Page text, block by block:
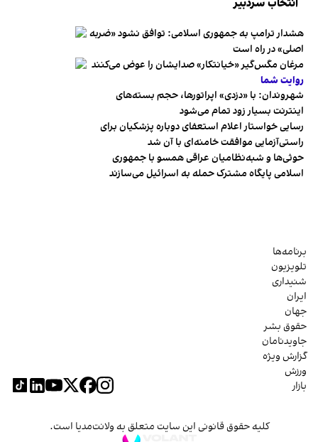
انتخاب سردبیر
هشدار ترامپ به جمهوری اسلامی: توافق نشود «ضربه
اصلی» در راه است
مرغان مگس‌گیر «خیانتکار» صدایشان را عوض می‌کنند
روایت شما
شهروندان:‌ با «دزدی» اپراتورها، حجم بسته‌های
اینترنت بسیار زود تمام می‌شود
رسایی خواستار اعلام استعفای دوباره پزشکیان برای
راستی‌آزمایی موافقت خامنه‌ای با آن شد
حوثی‌ها و شبه‌نظامیان عراقی همسو با جمهوری
اسلامی پایگاه مشترک حمله به اسرائیل می‌سازند
برنامه‌ها
تلویزیون
شنیداری
ایران
جهان
حقوق بشر
جاویدنامان
گزارش ویژه
ورزش
بازار
کلیه حقوق قانونی این سایت متعلق به ولانت‌مدیا است.